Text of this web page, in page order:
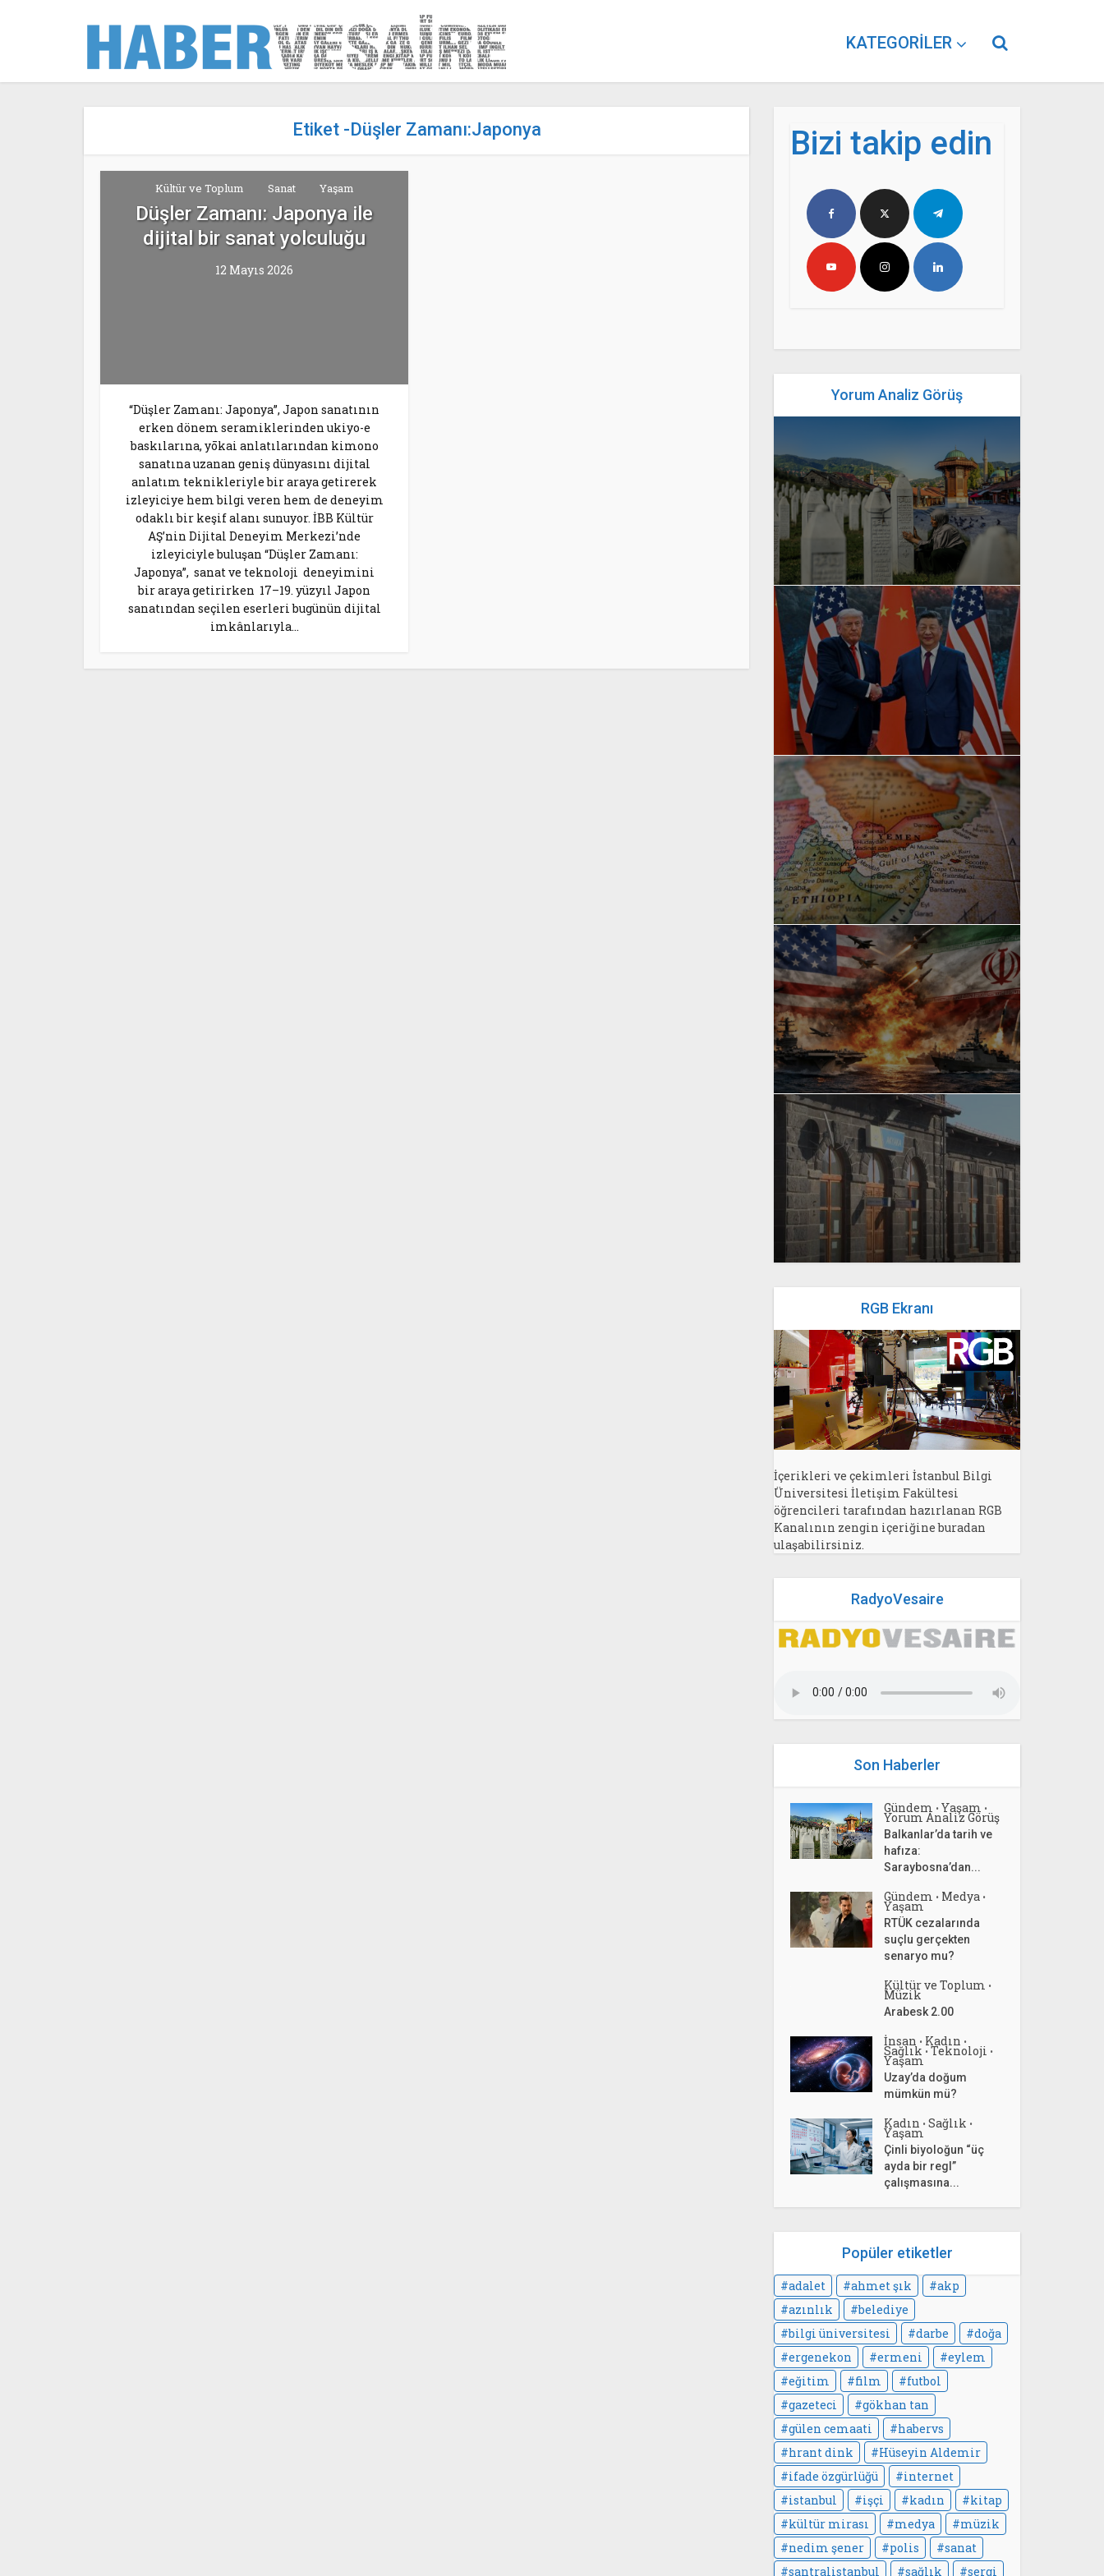
KATEGORILER
Etiket -Düşler Zamanı:Japonya
Kültür ve Toplum Sanat Yaşam
Düşler Zamanı: Japonya ile
dijital bir sanat yolculuğu
12 Mayıs 2026
“Düşler Zamanı: Japonya”, Japon sanatının
erken dönem seramiklerinden ukiyo-e
baskılarına, yōkai anlatılarından kimono
sanatına uzanan geniş dünyasını dijital
anlatım teknikleriyle bir araya getirerek
izleyiciye hem bilgi veren hem de deneyim
odaklı bir keşif alanı sunuyor. İBB Kültür
AŞ’nin Dijital Deneyim Merkezi’nde
izleyiciyle buluşan “Düşler Zamanı:
Japonya”, sanat ve teknoloji deneyimini
bir araya getirirken 17–19. yüzyıl Japon
sanatından seçilen eserleri bugünün dijital
imkânlarıyla...
Bizi takip edin
Yorum Analiz Görüş
yazan Bahri Ak
yazanBahri Ak
yazanBahri Ak
yazanBahri Ak
yazan Bahri Ak
RGB Ekranı
İçerikleri ve çekimleri İstanbul Bilgi
Üniversitesi İletişim Fakültesi
öğrencileri tarafından hazırlanan RGB
Kanalının zengin içeriğine buradan
ulaşabilirsiniz.
RadyoVesaire
Son Haberler
Gündem • Yaşam •
Yorum Analiz Görüş
Balkanlar’da tarih ve
hafıza:
Saraybosna’dan...
Gündem • Medya •
Yaşam
RTÜK cezalarında
suçlu gerçekten
senaryo mu?
Kültür ve Toplum •
Müzik
Arabesk 2.00
İnsan • Kadın •
Sağlık • Teknoloji •
Yaşam
Uzay’da doğum
mümkün mü?
Kadın • Sağlık •
Yaşam
Çinli biyoloğun “üç
ayda bir regl”
çalışmasına...
Popüler etiketler
adalet ahmet şık
akp
azınlık
belediye
bilgi üniversitesi
darbe
doğa
ergenekon
ermeni
eylem
eğitim
film
futbol
gazeteci
gökhan tan
gülen cemaati
habervs
hrant dink
Hüseyin Aldemir
ifade özgürlüğü
internet
istanbul
işçi kadın
kitap
kültür mirası
medya
müzik
nedim şener
polis
sanat
santralistanbul
sağlık sergi